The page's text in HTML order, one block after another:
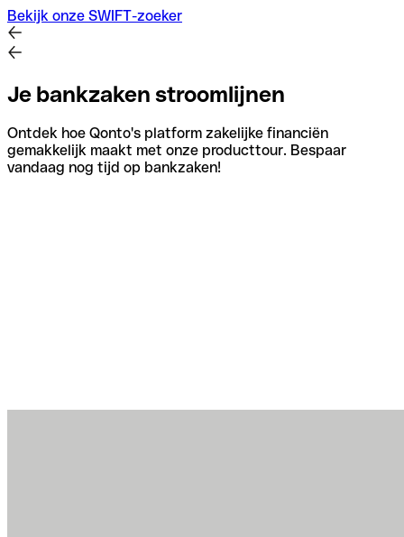
Bekijk onze SWIFT-zoeker
Je bankzaken stroomlijnen
Ontdek hoe Qonto's platform zakelijke financiën
gemakkelijk maakt met onze producttour. Bespaar
vandaag nog tijd op bankzaken!